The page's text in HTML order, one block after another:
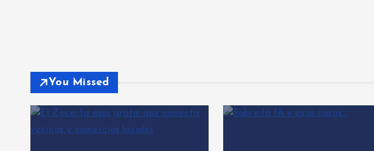
You Missed